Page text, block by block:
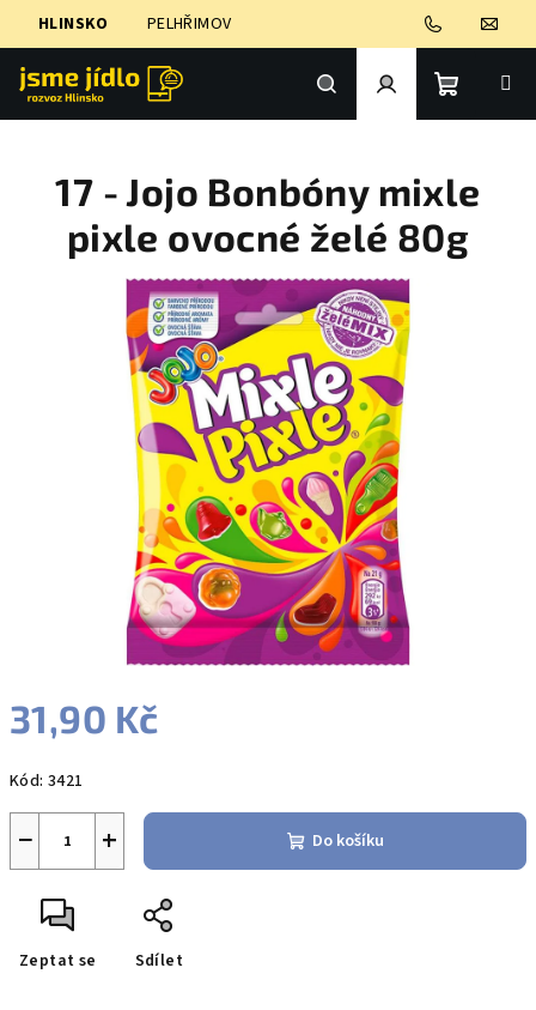
HLINSKO PELHŘIMOV
Hledat PřihlášeníNákupní
košík
31,90 Kč
cena:
Kód: 3421
+
− Do košíku
Zeptat se Sdílet
17 - Jojo Bonbóny mixle
pixle ovocné želé 80g